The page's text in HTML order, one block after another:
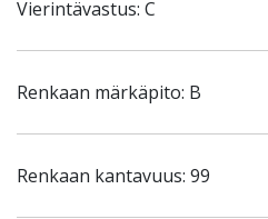
Vierintävastus: C
Renkaan märkäpito: B
Renkaan kantavuus: 99